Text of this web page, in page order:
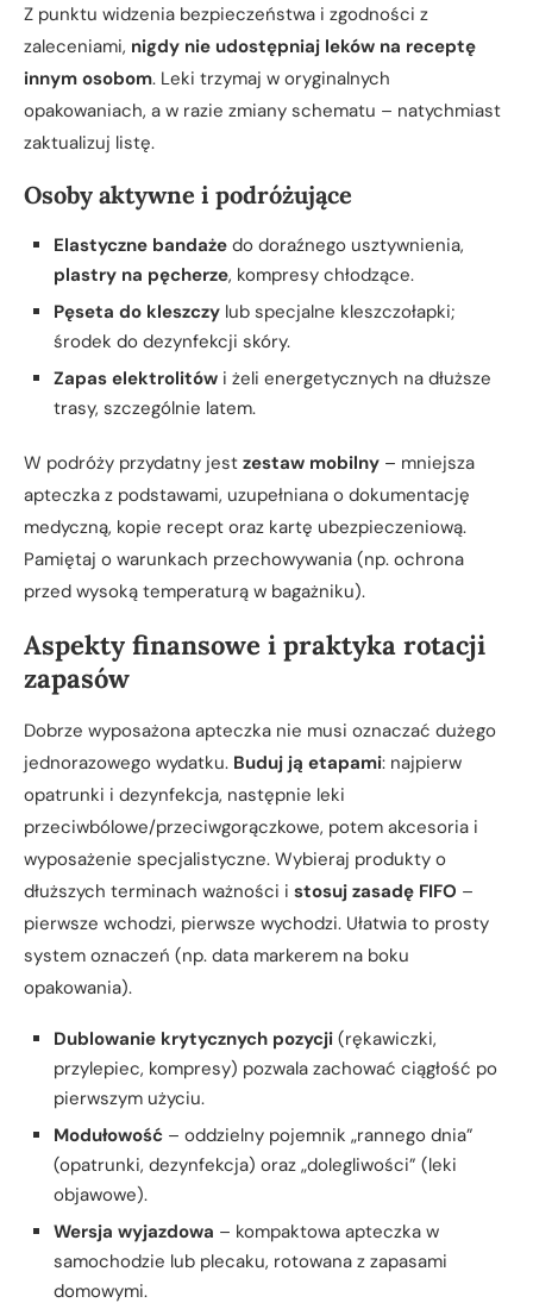
Z punktu widzenia bezpieczeństwa i zgodności z
zaleceniami, nigdy nie udostępniaj leków na receptę
innym osobom. Leki trzymaj w oryginalnych
opakowaniach, a w razie zmiany schematu – natychmiast
zaktualizuj listę.
Osoby aktywne i podróżujące
Elastyczne bandaże do doraźnego usztywnienia,
plastry na pęcherze, kompresy chłodzące.
Pęseta do kleszczy lub specjalne kleszczołapki;
środek do dezynfekcji skóry.
Zapas elektrolitów i żeli energetycznych na dłuższe
trasy, szczególnie latem.
W podróży przydatny jest zestaw mobilny – mniejsza
apteczka z podstawami, uzupełniana o dokumentację
medyczną, kopie recept oraz kartę ubezpieczeniową.
Pamiętaj o warunkach przechowywania (np. ochrona
przed wysoką temperaturą w bagażniku).
Aspekty finansowe i praktyka rotacji
zapasów
Dobrze wyposażona apteczka nie musi oznaczać dużego
jednorazowego wydatku. Buduj ją etapami: najpierw
opatrunki i dezynfekcja, następnie leki
przeciwbólowe/przeciwgorączkowe, potem akcesoria i
wyposażenie specjalistyczne. Wybieraj produkty o
dłuższych terminach ważności i stosuj zasadę FIFO –
pierwsze wchodzi, pierwsze wychodzi. Ułatwia to prosty
system oznaczeń (np. data markerem na boku
opakowania).
Dublowanie krytycznych pozycji (rękawiczki,
przylepiec, kompresy) pozwala zachować ciągłość po
pierwszym użyciu.
Modułowość – oddzielny pojemnik „rannego dnia”
(opatrunki, dezynfekcja) oraz „dolegliwości” (leki
objawowe).
Wersja wyjazdowa – kompaktowa apteczka w
samochodzie lub plecaku, rotowana z zapasami
domowymi.